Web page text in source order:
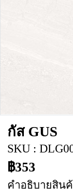
กัส GUS
SKU :
฿353
คำอธิบายสิน